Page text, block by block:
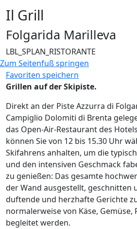
Il Grill
Folgarida Marilleva
LBL_SPLAN_RISTORANTE
Zum Seitenfuß springen
Favoriten speichern
Grillen auf der Skipiste.
Direkt an der Piste Azzurra di
Campiglio Dolomiti di Brenta
das Open-Air-Restaurant des
können Sie von 12 bis 15.30 Uhr
Skifahrens anhalten, um die
und den intensiven Geschmack
zu genießen: Das gesamte
der Wand ausgestellt, geschnitten
duftende und herzhafte Gerichte
normalerweise von Käse, Gemüse,
begleitet werden.